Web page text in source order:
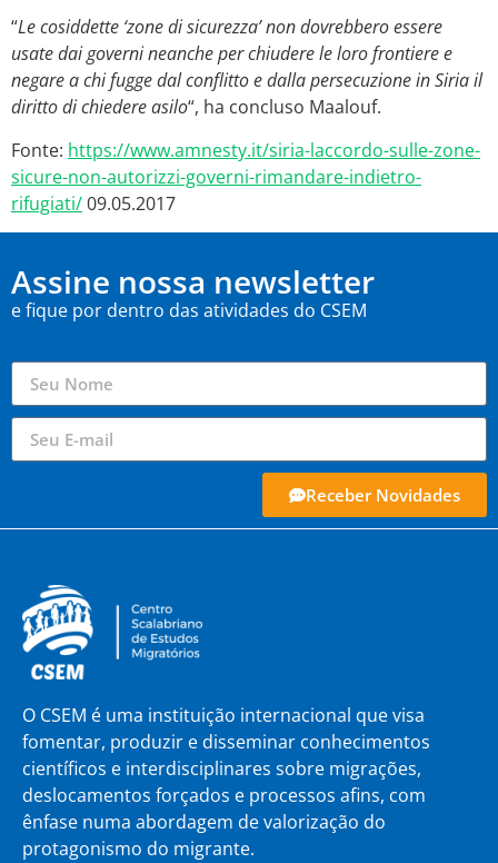
“Le cosiddette ‘zone di sicurezza’ non dovrebbero essere
usate dai governi neanche per chiudere le loro frontiere e
negare a chi fugge dal conflitto e dalla persecuzione in Siria il
diritto di chiedere asilo“, ha concluso Maalouf.
Fonte: https://www.amnesty.it/siria-laccordo-sulle-zone-
sicure-non-autorizzi-governi-rimandare-indietro-
rifugiati/09.05.2017
Assine nossa newsletter
e fique por dentro das atividades do CSEM
Receber Novidades
O CSEM é uma instituição internacional que visa
fomentar, produzir e disseminar conhecimentos
científicos e interdisciplinares sobre migrações,
deslocamentos forçados e processos afins, com
ênfase numa abordagem de valorização do
protagonismo do migrante.